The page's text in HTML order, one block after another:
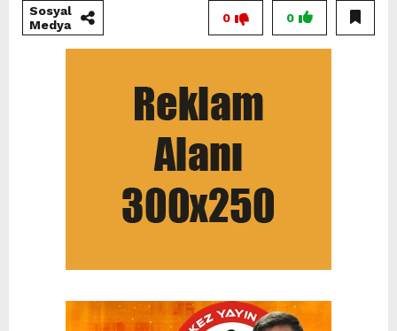
Sosyal
Medya
0
0